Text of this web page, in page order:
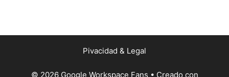
Pivacidad & Legal
© 2026 Google Workspace Fans • Creado con